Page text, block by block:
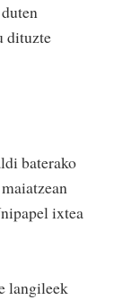
dituzte
baterako
ixtea
langileek